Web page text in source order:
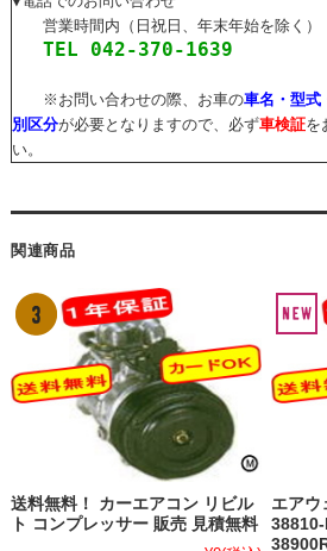
営業時間内（日祝日、年末年始を除く）
TEL 042-370-1639
※お問い合わせの際、お車の車名・型式
別区分が必要となりますので、必ず車検証を
い。
関連商品
送料無料！ カーエアコン リビル
ト コンプレッサー 販売 見積無料
エアウ